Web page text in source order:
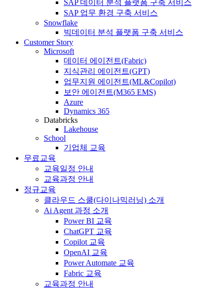
SAP 데이터 분석 플랫폼 구축 서비스
SAP 업무 환경 구축 서비스
Snowflake
빅데이터 분석 플랫폼 구축 서비스
Customer Story
Microsoft
데이터 에이전트(Fabric)
지식관리 에이전트(GPT)
업무지원 에이전트(ML&Copilot)
보안 에이전트(M365 EMS)
Azure
Dynamics 365
Databricks
Lakehouse
School
기업체 교육
무료교육
교육일정 안내
교육과정 안내
정규교육
클라우드 스쿨(다이나믹러닝) 소개
Ai Agent 과정 소개
Power BI 교육
ChatGPT 교육
Copilot 교육
OpenAI 교육
Power Automate 교육
Fabric 교육
교육과정 안내